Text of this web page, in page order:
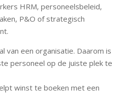
HRM, personeelsbeleid,
P&O of strategisch
van een organisatie. Daarom is
personeel op de juiste plek te
winst te boeken met een